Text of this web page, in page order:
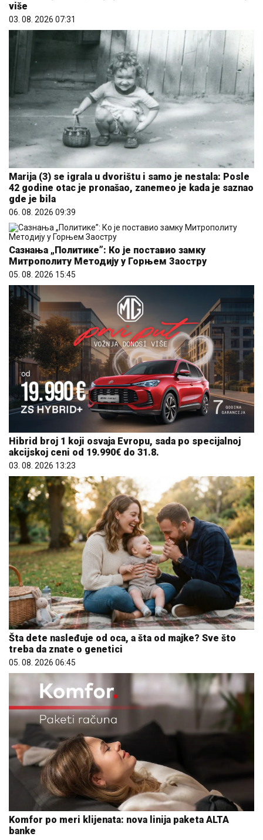
više
03. 08. 2026 07:31
Marija (3) se igrala u dvorištu i samo je nestala: Posle
42 godine otac je pronašao, zanemeo je kada je saznao
gde je bila
06. 08. 2026 09:39
Сазнања „Политике”: Ко је поставио замку
Митрополиту Методију у Горњем Заостру
05. 08. 2026 15:45
Hibrid broj 1 koji osvaja Evropu, sada po specijalnoj
akcijskoj ceni od 19.990€ do 31.8.
03. 08. 2026 13:23
Šta dete nasleđuje od oca, a šta od majke? Sve što
treba da znate o genetici
05. 08. 2026 06:45
Komfor po meri klijenata: nova linija paketa ALTA
banke